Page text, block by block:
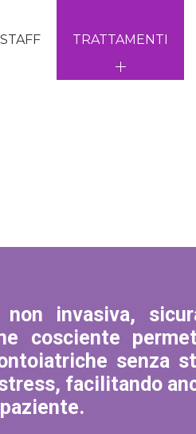
TRATTAMENTI
non invasiva,
cosciente
senza
facilitando